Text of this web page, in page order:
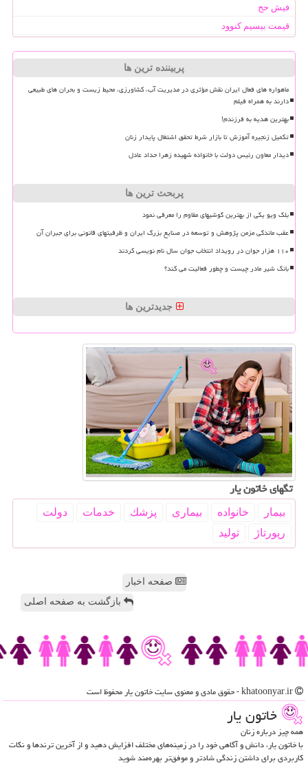
فیش حج
قیمت بیسیم کنوود
پربیننده ترین ها
ماهواره های فعال ایران نقش مؤثری در مدیریت آب، کشاورزی، محیط زیست و بحران های طبیعی
دارند به همراه فیلم
بهترین هدیه به فرزندم!
تکمیل زنجیره آموزش تا بازار شرط تحقق اشتغال پایدار زنان
دیدار معاون رئیس دولت با خانواده شهیده زهرا حداد عادل
پربحث ترین ها
بلک ویو یکی از بهترین گوشیهای مقاوم را معرفی نمود
عقب ماندگی مزمن پژوهش و توسعه در صنایع بزرگ ایران و ظرفیتهای قانونی برای جبران آن
۱۱۰ هزار جوان در رویداد انتخاب جوان سال نام نویسی کردند
بانک شیر مادر چیست و چطور فعالیت می کند؟
جدیدترین ها
تگهای خاتون یار
بیمار خانواده بیماری پزشك خدمات
دولت
رپورتاژ
تولید
صفحه اخبار
بازگشت به صفحه اصلی
خاتون یار
همه چیز درباره زنان
با خاتون یار، دانش و آگاهی خود را در زمینه‌های مختلف افزایش دهید و از آخرین ترندها و نکات
کاربردی برای داشتن زندگی شادتر و موفق‌تر بهره‌مند شوید